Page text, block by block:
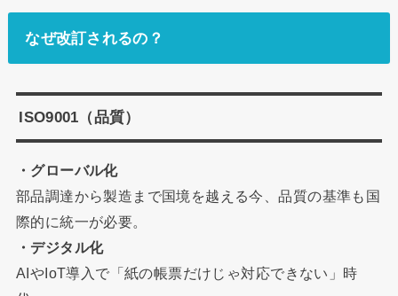
なぜ改訂されるの？
ISO9001（品質）
・グローバル化
部品調達から製造まで国境を越える今、品質の基準も国
際的に統一が必要。
・デジタル化
AIやIoT導入で「紙の帳票だけじゃ対応できない」時